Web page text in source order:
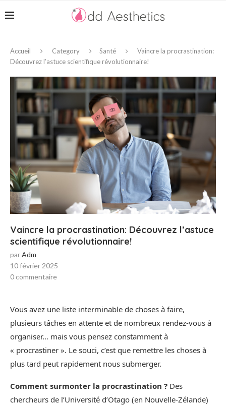
Accueil Category Santé
Vaincre la procrastination:
Découvrez l’astuce scientifique révolutionnaire!
Vaincre la procrastination: Découvrez l’astuce
scientifique révolutionnaire!
parAdm
10 février 2025
0 commentaire
Vous avez une liste interminable de choses à faire,
plusieurs tâches en attente et de nombreux rendez-vous à
organiser… mais vous pensez constamment à
« procrastiner ». Le souci, c’est que remettre les choses à
plus tard peut rapidement nous submerger.
Comment surmonter la procrastination ? Des
chercheurs de l’Université d’Otago (en Nouvelle-Zélande)